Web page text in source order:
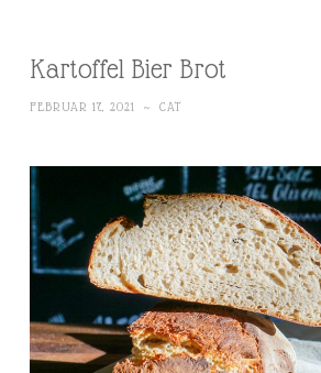
Kartoffel Bier Brot
FEBRUAR 17, 2021 ~ CAT